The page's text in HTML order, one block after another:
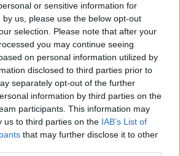
or sensitive information for
us, please use the below opt-out
selection. Please note that after your
you may continue seeing
on personal information utilized by
disclosed to third parties prior to
separately opt-out of the further
information by third parties on the
participants. This information may
us to third parties on the IAB’s List of
that may further disclose it to other
sa na ďalší termín. Ďalší
otázka, rovnaká
hodnotenie.
zápasu profesor versus
pekná študentka. Profesor